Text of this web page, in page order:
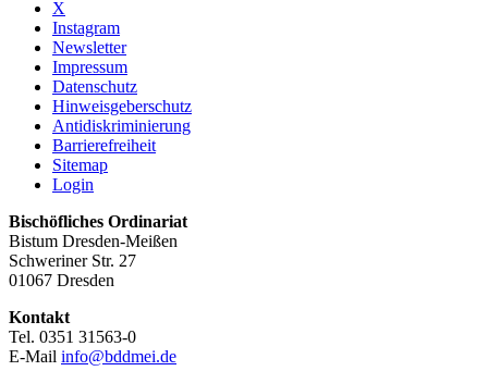
X
Instagram
Newsletter
Impressum
Datenschutz
Hinweisgeberschutz
Antidiskriminierung
Barrierefreiheit
Sitemap
Login
Bischöfliches Ordinariat
Bistum Dresden-Meißen
Schweriner Str. 27
01067 Dresden
Kontakt
Tel. 0351 31563-0
E-Mail info@bddmei.de